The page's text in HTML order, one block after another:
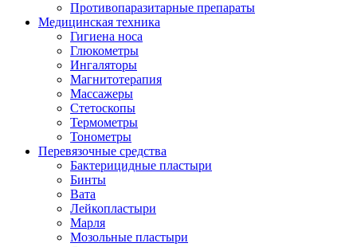
Противопаразитарные препараты
Медицинская техника
Гигиена носа
Глюкометры
Ингаляторы
Магнитотерапия
Массажеры
Стетоскопы
Термометры
Тонометры
Перевязочные средства
Бактерицидные пластыри
Бинты
Вата
Лейкопластыри
Марля
Мозольные пластыри